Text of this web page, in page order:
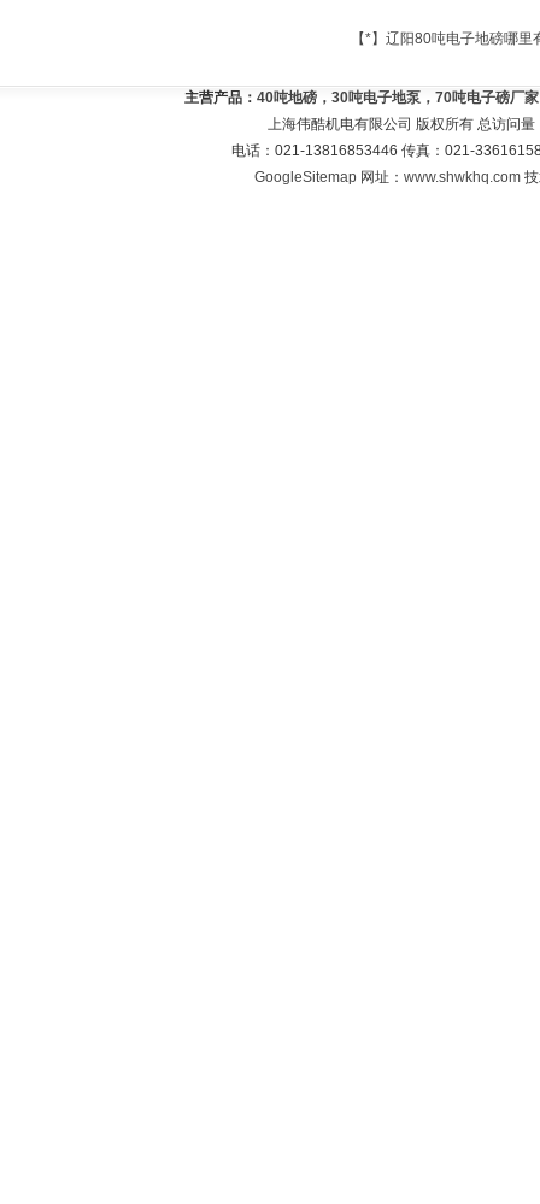
【*】辽阳80吨电子地磅哪里
主营产品： 40吨地磅，30吨电子地泵，70吨电子磅厂
上海伟酷机电有限公司 版权所有 总访问量
电话：021-13816853446 传真：021-
GoogleSitemap 网址：www.shwkhq.com